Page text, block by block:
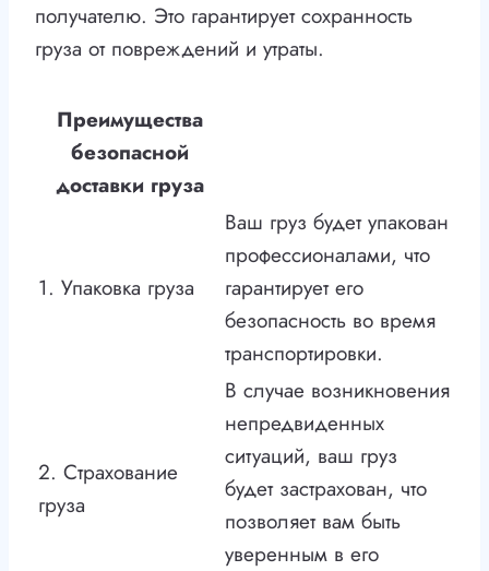
получателю. Это гарантирует сохранность
груза от повреждений и утраты.
Преимущества
безопасной
доставки груза
1. Упаковка груза
Ваш груз будет упакован
профессионалами, что
гарантирует его
безопасность во время
транспортировки.
2. Страхование
груза
В случае возникновения
непредвиденных
ситуаций, ваш груз
будет застрахован, что
позволяет вам быть
уверенным в его